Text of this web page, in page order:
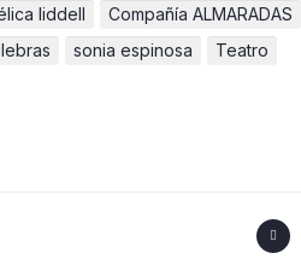
liddell Compañía ALMARADAS
sonia espinosa Teatro